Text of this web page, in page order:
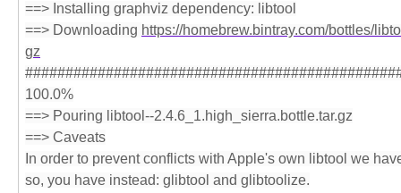
==> Installing graphviz dependency: libtool
==> Downloading https://homebrew.bintray.com/bottles/
gz
100.0%
==> Pouring libtool--2.4.6_1.high_sierra.bottle.tar.gz
==> Caveats
In order to prevent conflicts with Apple's own libtool we
so, you have instead: glibtool and glibtoolize.